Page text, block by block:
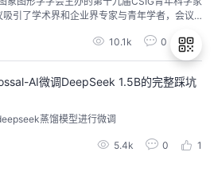
引了学术界和企业界专家与青年学者，会议
享最新的研究成果和创新观点，在垂直领域大
事业部副总经理、高级工程师丁凯博士为我
10.1k 0
AI微调DeepSeek 1.5B的完整踩坑
蒸馏模型进行微调
5.4k 0 1